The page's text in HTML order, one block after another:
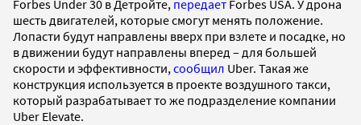
Forbes Under 30 в Детройте, передает Forbes USA. У дрона
шесть двигателей, которые смогут менять положение.
Лопасти будут направлены вверх при взлете и посадке, но
в движении будут направлены вперед – для большей
скорости и эффективности, сообщил Uber. Такая же
конструкция используется в проекте воздушного такси,
который разрабатывает то же подразделение компании
Uber Elevate.